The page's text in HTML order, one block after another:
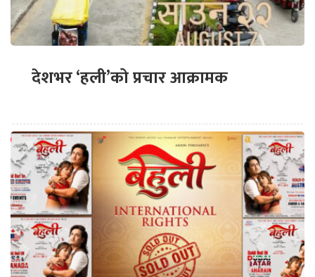
देशभर ‘हली’को प्रचार आक्रामक